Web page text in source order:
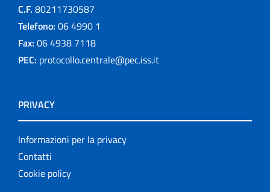
C.F. 80211730587
Telefono: 06 4990 1
Fax: 06 4938 7118
PEC: protocollo.centrale@pec.iss.it
PRIVACY
Informazioni per la privacy
Contatti
Cookie policy